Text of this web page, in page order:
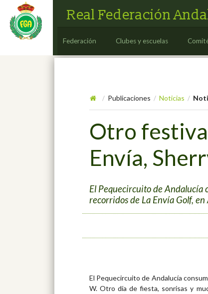
Real Federación
Federación Clubes y escuelas
/ Publicaciones / Noticias /
Otro
Envía,
El Pequecircuito de Andalucía
recorridos de La Envía Golf,
El Pequecircuito de Andalucía
W. Otro día de fiesta, sonrisas y